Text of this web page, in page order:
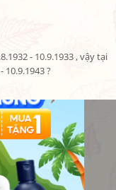
- 10.9.1933 , vậy tại
10.9.1943 ?